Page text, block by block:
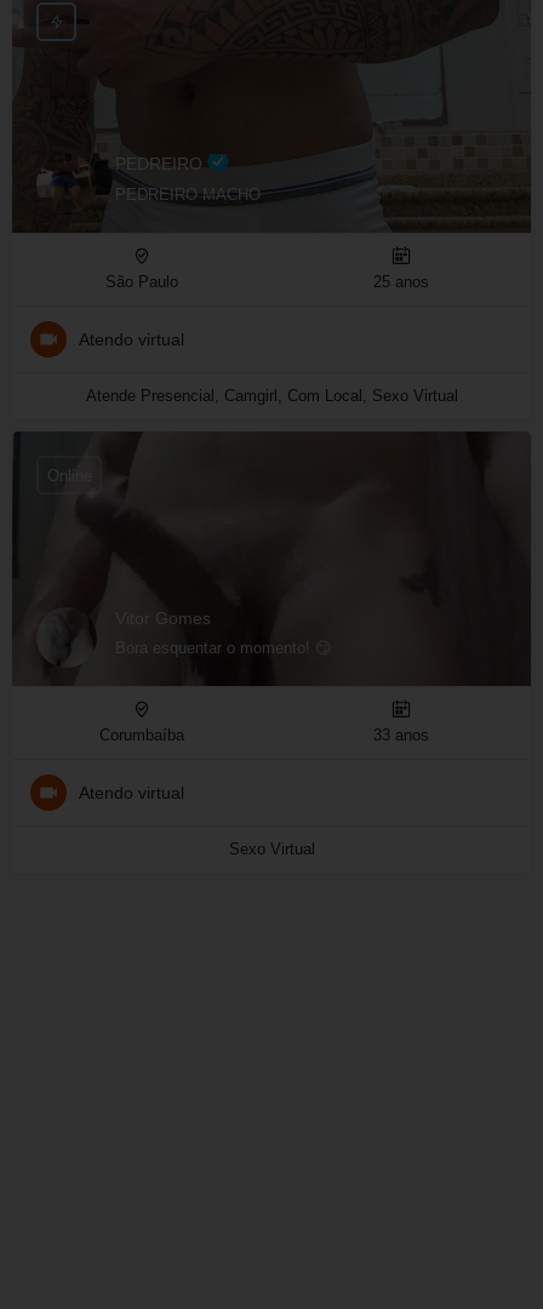
PEDREIRO
PEDREIRO MACHO
São Paulo 25 anos
Atendo virtual
Atende Presencial, Camgirl, Com Local, Sexo Virtual
Vitor Gomes
Bora esquentar o momento! 😏
Online
Corumbaíba 33 anos
Atendo virtual
Sexo Virtual